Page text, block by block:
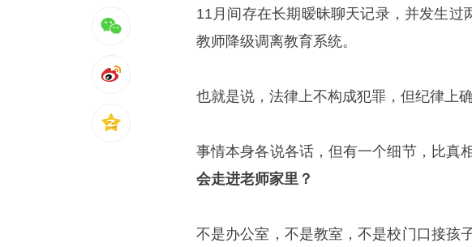
11月间存在长期暧昧聊天记录，并发生过
教师降级调离教育系统。
也就是说，法律上不构成犯罪，但纪律上
事情本身各说各话，但有一个细节，比
会走进老师家里？
不是办公室，不是教室，不是校门口接孩